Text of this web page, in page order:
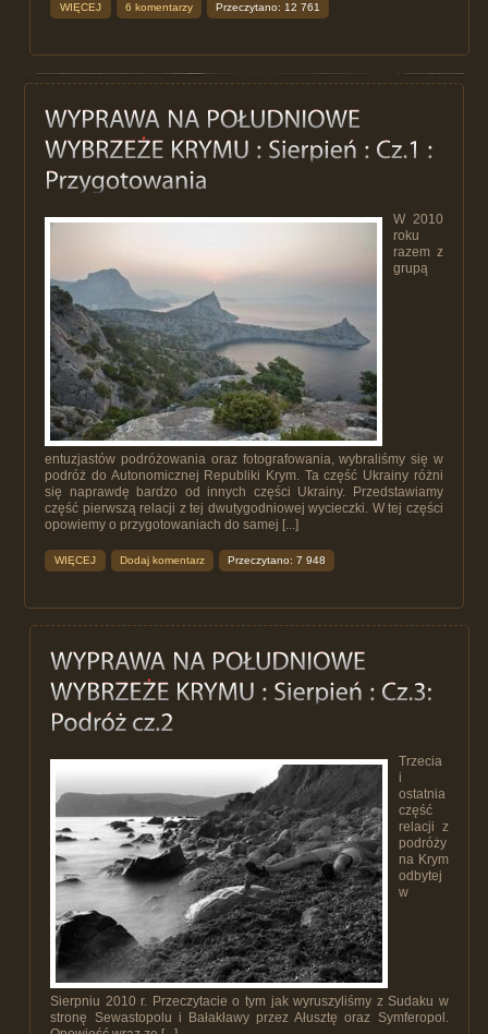
WIĘCEJ 6 komentarzy Przeczytano: 12 761
W 2010
roku
razem z
grupą
entuzjastów podróżowania oraz fotografowania, wybraliśmy się w
podróż do Autonomicznej Republiki Krym. Ta część Ukrainy różni
się naprawdę bardzo od innych części Ukrainy. Przedstawiamy
część pierwszą relacji z tej dwutygodniowej wycieczki. W tej części
opowiemy o przygotowaniach do samej [...]
WIĘCEJ Dodaj komentarz Przeczytano: 7 948
Trzecia
i
ostatnia
część
relacji z
podróży
na Krym
odbytej
w
Sierpniu 2010 r. Przeczytacie o tym jak wyruszyliśmy z Sudaku w
stronę Sewastopolu i Bałakławy przez Ałusztę oraz Symferopol.